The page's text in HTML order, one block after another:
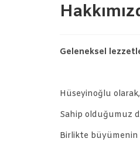
Geleneksel
Hüseyinoğlu
Sahip olduğumuz
Birlikte büyümenin